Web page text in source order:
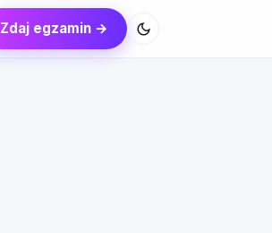
Zdaj egzamin →